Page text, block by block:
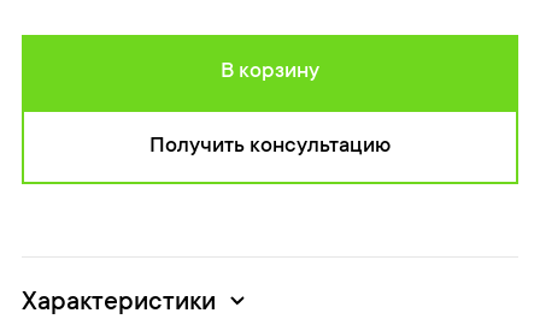
В корзину
Получить консультацию
Характеристики